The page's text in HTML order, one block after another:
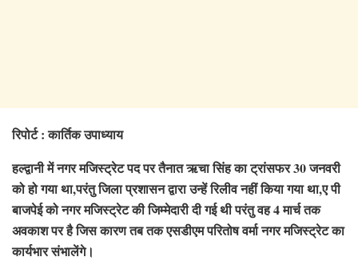
रिपोर्ट : कार्तिक उपाध्याय
हल्द्वानी में नगर मजिस्ट्रेट पद पर तैनात ऋचा सिंह का ट्रांसफर 30 जनवरी
को हो गया था,परंतु जिला प्रशासन द्वारा उन्हें रिलीव नहीं किया गया था,ए पी
बाजपेई को नगर मजिस्ट्रेट की जिम्मेदारी दी गई थी परंतु वह 4 मार्च तक
अवकाश पर है जिस कारण तब तक एसडीएम परितोष वर्मा नगर मजिस्ट्रेट का
कार्यभार संभालेंगे।